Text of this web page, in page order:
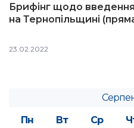
Брифінг щодо
на Тернопільщині
23.02.2022
Пн
Вт Ср